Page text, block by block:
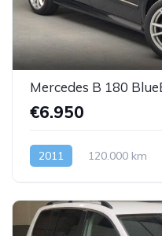
€6.950
2011 120.000 km